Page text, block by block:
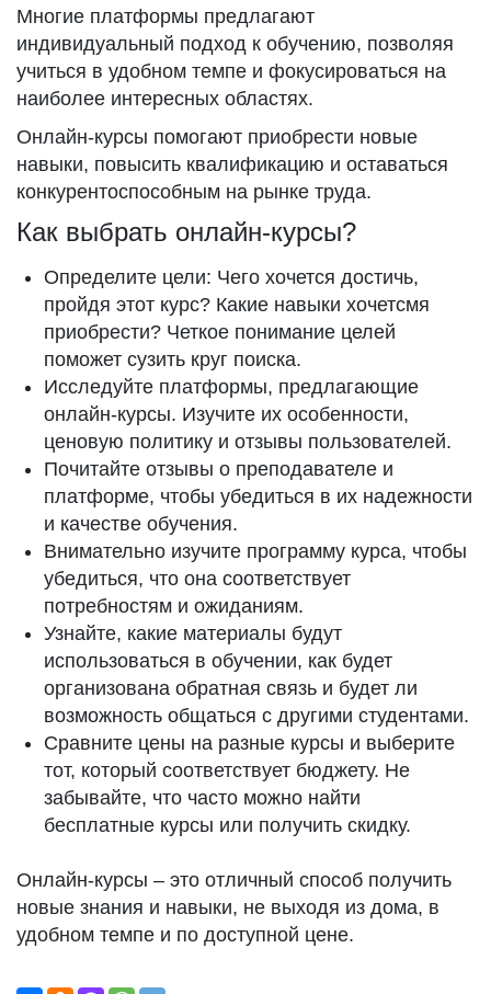
Многие платформы предлагают
индивидуальный подход к обучению, позволяя
учиться в удобном темпе и фокусироваться на
наиболее интересных областях.
Онлайн-курсы помогают приобрести новые
навыки, повысить квалификацию и оставаться
конкурентоспособным на рынке труда.
Как выбрать онлайн-курсы?
Определите цели: Чего хочется достичь,
пройдя этот курс? Какие навыки хочетсмя
приобрести? Четкое понимание целей
поможет сузить круг поиска.
Исследуйте платформы, предлагающие
онлайн-курсы. Изучите их особенности,
ценовую политику и отзывы пользователей.
Почитайте отзывы о преподавателе и
платформе, чтобы убедиться в их надежности
и качестве обучения.
Внимательно изучите программу курса, чтобы
убедиться, что она соответствует
потребностям и ожиданиям.
Узнайте, какие материалы будут
использоваться в обучении, как будет
организована обратная связь и будет ли
возможность общаться с другими студентами.
Сравните цены на разные курсы и выберите
тот, который соответствует бюджету. Не
забывайте, что часто можно найти
бесплатные курсы или получить скидку.
Онлайн-курсы – это отличный способ получить
новые знания и навыки, не выходя из дома, в
удобном темпе и по доступной цене.